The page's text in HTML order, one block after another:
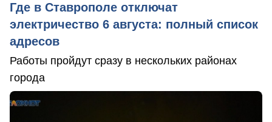
Где в Ставрополе отключат
электричество 6 августа: полный список
адресов
Работы пройдут сразу в нескольких районах
города